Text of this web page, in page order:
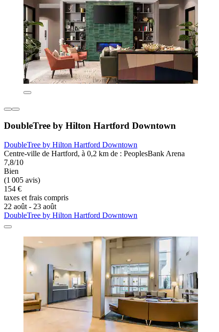
DoubleTree by Hilton Hartford Downtown
DoubleTree by Hilton Hartford Downtown
Centre-ville de Hartford, à 0,2 km de : PeoplesBank Arena
7,8/10
Bien
(1 005 avis)
154 €
taxes et frais compris
22 août - 23 août
DoubleTree by Hilton Hartford Downtown